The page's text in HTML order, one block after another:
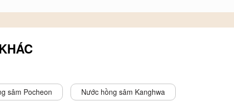
sâm Pocheon Nước hồng sâm Kanghwa